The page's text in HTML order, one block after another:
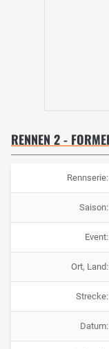
Rennserie:
Saison:
Event:
Ort, Land:
Strecke:
Datum: